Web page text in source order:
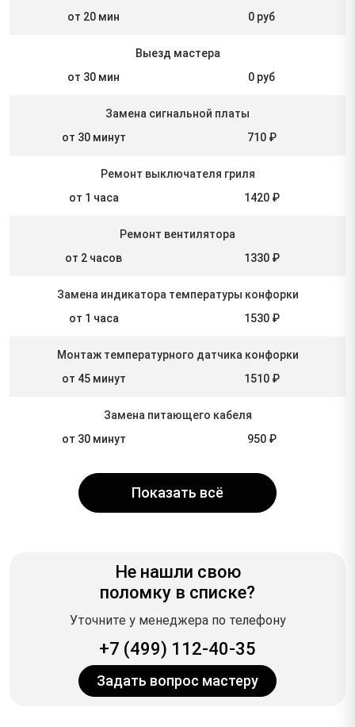
от 20 мин
0 руб
Выезд мастера
от 30 мин
0 руб
Замена сигнальной платы
от 30 минут
710 ₽
Ремонт выключателя гриля
от 1 часа
1420 ₽
Ремонт вентилятора
от 2 часов
1330 ₽
Замена индикатора температуры конфорки
от 1 часа
1530 ₽
Монтаж температурного датчика конфорки
от 45 минут
1510 ₽
Замена питающего кабеля
от 30 минут
950 ₽
Показать всё
Не нашли свою
поломку в списке?
Уточните у менеджера по телефону
+7 (499) 112-40-35
Задать вопрос мастеру